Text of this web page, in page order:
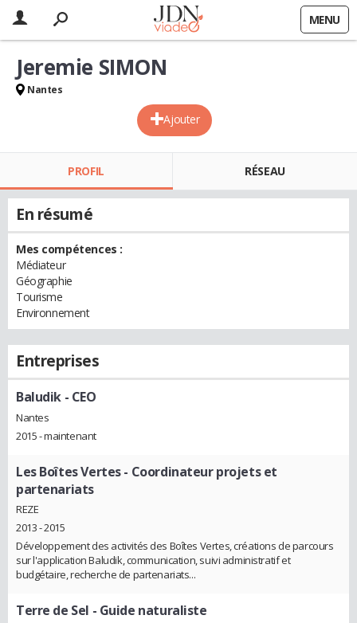
MENU
Ajouter
Jeremie SIMON
Nantes
PROFIL RÉSEAU
En résumé
Mes compétences :
Médiateur
Géographie
Tourisme
Environnement
Entreprises
Baludik - CEO
Nantes
2015 - maintenant
Les Boîtes Vertes- Coordinateur projets et
partenariats
REZE
2013 - 2015
Développement des activités des Boîtes Vertes, créations de parcours
sur l'application Baludik, communication, suivi administratif et
budgétaire, recherche de partenariats...
Terre de Sel - Guide naturaliste